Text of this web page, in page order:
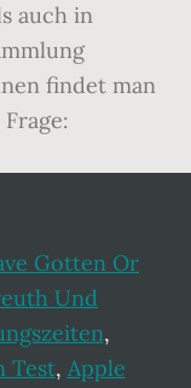
auch in
findet man
Gotten Or
Und
,
Test, Apple